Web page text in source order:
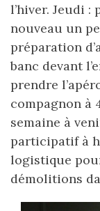
l’hiver. Jeudi
nouveau un
préparation
banc devant
prendre
compagnon à
semaine à
participatif à
logistique
démolitions